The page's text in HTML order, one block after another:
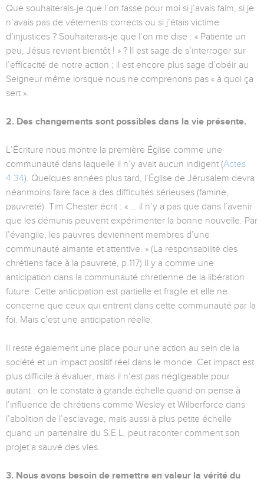
Que souhaiterais-je que l’on fasse pour moi si j’avais faim, si je
n’avais pas de vêtements corrects ou si j’étais victime
d’injustices ? Souhaiterais-je que l’on me dise : « Patiente un
peu, Jésus revient bientôt ! » ? Il est sage de s’interroger sur
l’efficacité de notre action ; il est encore plus sage d’obéir au
Seigneur même lorsque nous ne comprenons pas « à quoi ça
sert ».
2. Des changements sont possibles dans la vie présente.
L’Écriture nous montre la première Église comme une
communauté dans laquelle il n’y avait aucun indigent (Actes
4.34). Quelques années plus tard, l’Église de Jérusalem devra
néanmoins faire face à des difficultés sérieuses (famine,
pauvreté). Tim Chester écrit : « … il n’y a pas que dans l’avenir
que les démunis peuvent expérimenter la bonne nouvelle. Par
l’évangile, les pauvres deviennent membres d’une
communauté aimante et attentive. » (La responsabilité des
chrétiens face à la pauvreté, p.117) Il y a comme une
anticipation dans la communauté chrétienne de la libération
future. Cette anticipation est partielle et fragile et elle ne
concerne que ceux qui entrent dans cette communauté par la
foi. Mais c’est une anticipation réelle.
Il reste également une place pour une action au sein de la
société et un impact positif réel dans le monde. Cet impact est
plus difficile à évaluer, mais il n’est pas négligeable pour
autant : on le constate à grande échelle quand on pense à
l’influence de chrétiens comme Wesley et Wilberforce dans
l’abolition de l’esclavage, mais aussi à plus petite échelle
quand un partenaire du S.E.L. peut raconter comment son
projet a sauvé des vies.
3. Nous avons besoin de remettre en valeur la vérité du